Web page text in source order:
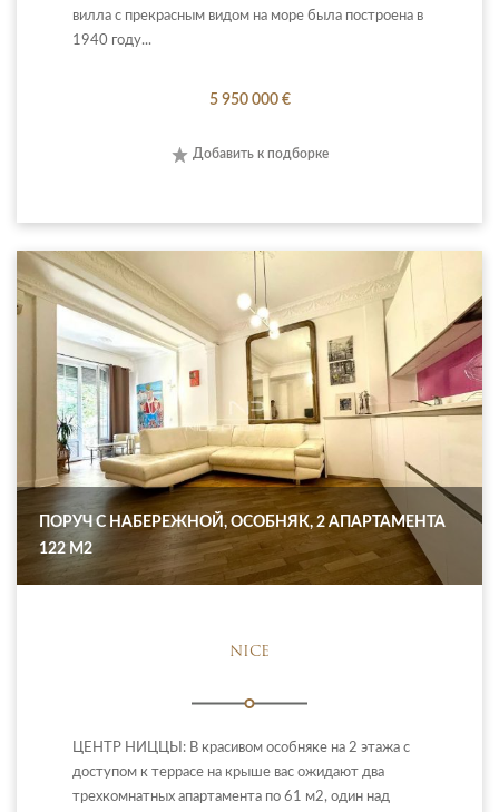
вилла с прекрасным видом на море была построена в
1940 году...
5 950 000 €
Добавить к подборке
ПОРУЧ С НАБЕРЕЖНОЙ, ОСОБНЯК, 2 АПАРТАМЕНТА
122 М2
NICE
ЦЕНТР НИЦЦЫ: В красивом особняке на 2 этажа с
доступом к террасе на крыше вас ожидают два
трехкомнатных апартамента по 61 м2, один над